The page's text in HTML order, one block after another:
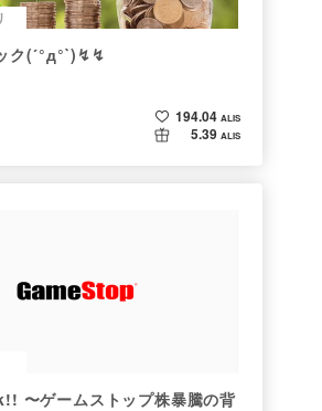
ク(´°д°`)↯↯
194.04 ALIS
5.39 ALIS
〜ゲームストップ株暴騰の背